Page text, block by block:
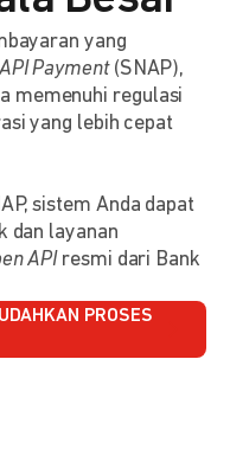
yang
Payment(SNAP),
memenuhi regulasi
yang lebih cepat
sistem Anda dapat
dan layanan
APIresmi dari Bank
PROSES